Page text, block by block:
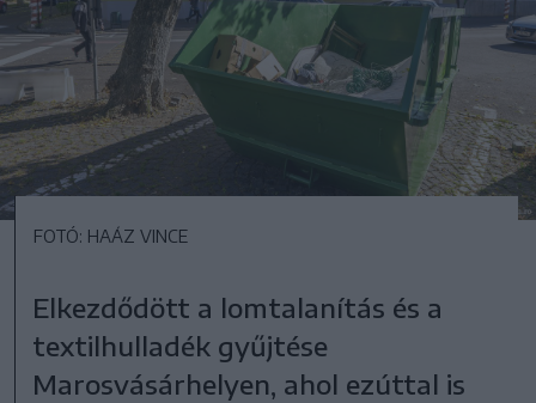
FOTÓ: HAÁZ VINCE
Elkezdődött a lomtalanítás és a
textilhulladék gyűjtése
Marosvásárhelyen, ahol ezúttal is